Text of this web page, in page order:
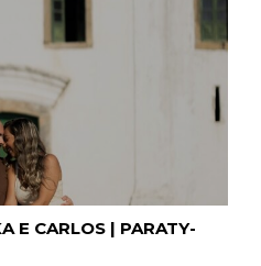
E CARLOS | PARATY-